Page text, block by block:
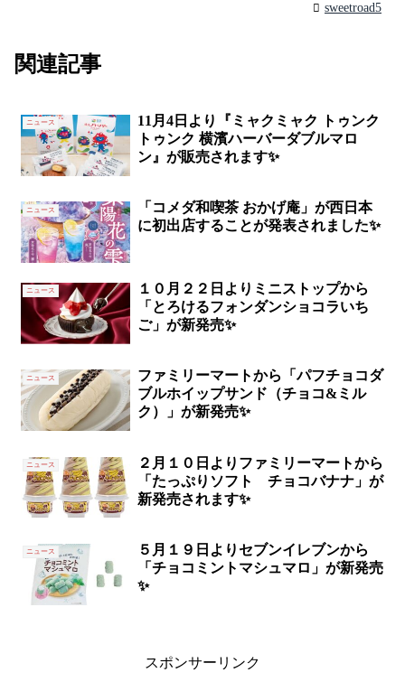
sweetroad5
関連記事
ニュース
11月4日より『ミャクミャク トゥンク
トゥンク 横濱ハーバーダブルマロ
ン』が販売されます✨
ニュース
「コメダ和喫茶 おかげ庵」が西日本
に初出店することが発表されました✨
ニュース
１０月２２日よりミニストップから
「とろけるフォンダンショコラいち
ご」が新発売✨
ニュース
ファミリーマートから「パフチョコダ
ブルホイップサンド（チョコ&ミル
ク）」が新発売✨
ニュース
２月１０日よりファミリーマートから
「たっぷりソフト チョコバナナ」が
新発売されます✨
ニュース
５月１９日よりセブンイレブンから
「チョコミントマシュマロ」が新発売
✨
スポンサーリンク